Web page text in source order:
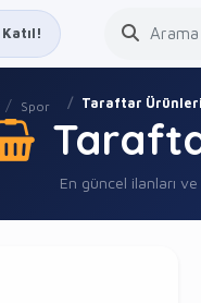
Spor Taraftar Ürünleri
En güncel ilanları ve